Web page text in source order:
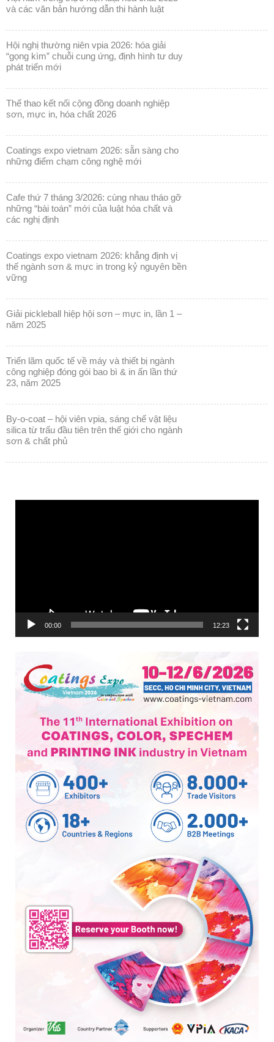
và các văn bản hướng dẫn thi hành luật
hội nghị thường niên vpia 2026: hóa giải
“gọng kìm” chuỗi cung ứng, định hình tư duy
phát triển mới
thể thao kết nối cộng đồng doanh nghiệp
sơn, mực in, hóa chất 2026
coatings expo vietnam 2026: sẵn sàng cho
những điểm chạm công nghệ mới
cafe thứ 7 tháng 3/2026: cùng nhau tháo gỡ
những “bài toán” mới của luật hóa chất và
các nghị định
coatings expo vietnam 2026: khẳng định vị
thế ngành sơn & mực in trong kỷ nguyên bền
vững
giải pickleball hiệp hội sơn – mực in, lần 1 –
năm 2025
triển lãm quốc tế về máy và thiết bị ngành
công nghiệp đóng gói bao bì & in ấn lần thứ
23, năm 2025
by-o-coat – hội viên vpia, sáng chế vật liệu
silica từ trấu đầu tiên trên thế giới cho ngành
sơn & chất phủ
00:00 12:23